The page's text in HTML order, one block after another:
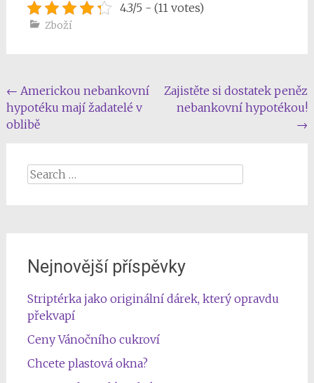
4.3/5 - (11 votes)
Zboží
Post
navigation
← Americkou nebankovní
hypotéku mají žadatelé v
oblibě
Zajistěte si dostatek peněz
nebankovní hypotékou!
→
Search
Nejnovější příspěvky
Striptérka jako originální dárek, který opravdu
překvapí
Ceny Vánočního cukroví
Chcete plastová okna?